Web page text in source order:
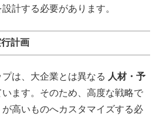
計する必要があります。
計画
は、大企業とは異なる 人材・予
います。そのため、高度な戦略で
高いものへカスタマイズする必